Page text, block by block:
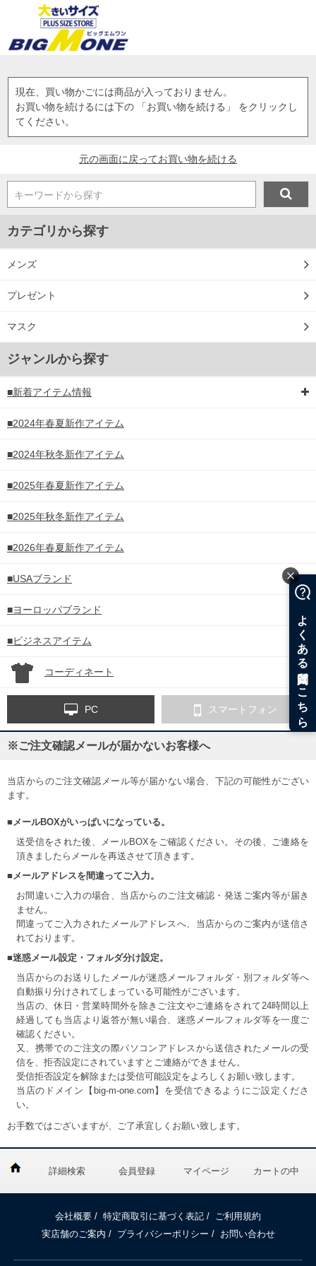
現在、買い物かごには商品が入っておりません。
お買い物を続けるには下の 「お買い物を続ける」 をクリックし
てください。
元の画面に戻ってお買い物を続ける
キーワードから探す
カテゴリから探す
メンズ
プレゼント
マスク
ジャンルから探す
■新着アイテム情報
■2024年春夏新作アイテム
■2024年秋冬新作アイテム
■2025年春夏新作アイテム
■2025年秋冬新作アイテム
■2026年春夏新作アイテム
■USAブランド
■ヨーロッパブランド
■ビジネスアイテム
コーディネート
PC スマートフォン
※ご注文確認メールが届かないお客様へ
当店からのご注文確認メール等が届かない場合、下記の可能性がござい
ます。
■メールBOXがいっぱいになっている。
送受信をされた後、メールBOXをご確認ください。その後、ご連絡を
頂きましたらメールを再送させて頂きます。
■メールアドレスを間違ってご入力。
お間違いご入力の場合、当店からのご注文確認・発送ご案内等が届き
ません。
間違ってご入力されたメールアドレスへ、当店からのご案内が送信さ
れております。
■迷惑メール設定・フォルダ分け設定。
当店からのお送りしたメールが迷惑メールフォルダ・別フォルダ等へ
自動振り分けされてしまっている可能性がございます。
当店の、休日・営業時間外を除きご注文やご連絡をされて24時間以上
経過しても当店より返答が無い場合、迷惑メールフォルダ等を一度ご
確認ください。
又、携帯でのご注文の際パソコンアドレスから送信されたメールの受
信を、拒否設定にされていますとご連絡ができません。
受信拒否設定を解除または受信可能設定をよろしくお願い致します。
当店のドメイン【big-m-one.com】を受信できるようにご設定くださ
い。
お手数ではございますが、ご了承宜しくお願い致します。
詳細検索 会員登録 マイページ カートの中
会社概要 / 特定商取引に基づく表記 /
ご利用規約
実店舗のご案内 / プライバシーポリシー / お問い合わせ